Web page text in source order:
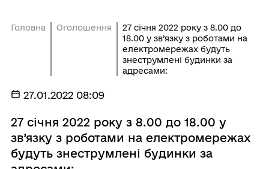
Головна Оголошення
27 січня 2022 року з 8.00 до
18.00 у зв’язку з роботами на
електромережах будуть
знеструмлені будинки за
адресами:
27.01.2022 08:09
27 січня 2022 року з 8.00 до 18.00 у
зв’язку з роботами на електромережах
будуть знеструмлені будинки за